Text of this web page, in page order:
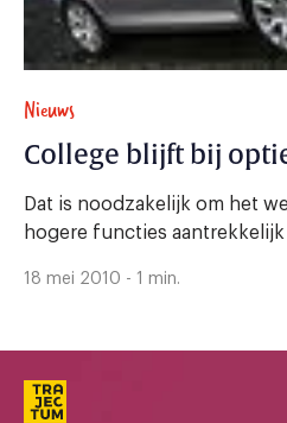
Nieuws
College blijft bij
Dat is noodzakelijk om het
hogere functies aantrekkelijk
18 mei 2010 - 1 min.